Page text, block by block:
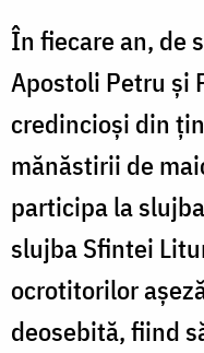
În fiecare an, de
Apostoli Petru și
credincioşi din
mănăstirii de
participa la
slujba Sfintei
ocrotitorilor
deosebită, fiind